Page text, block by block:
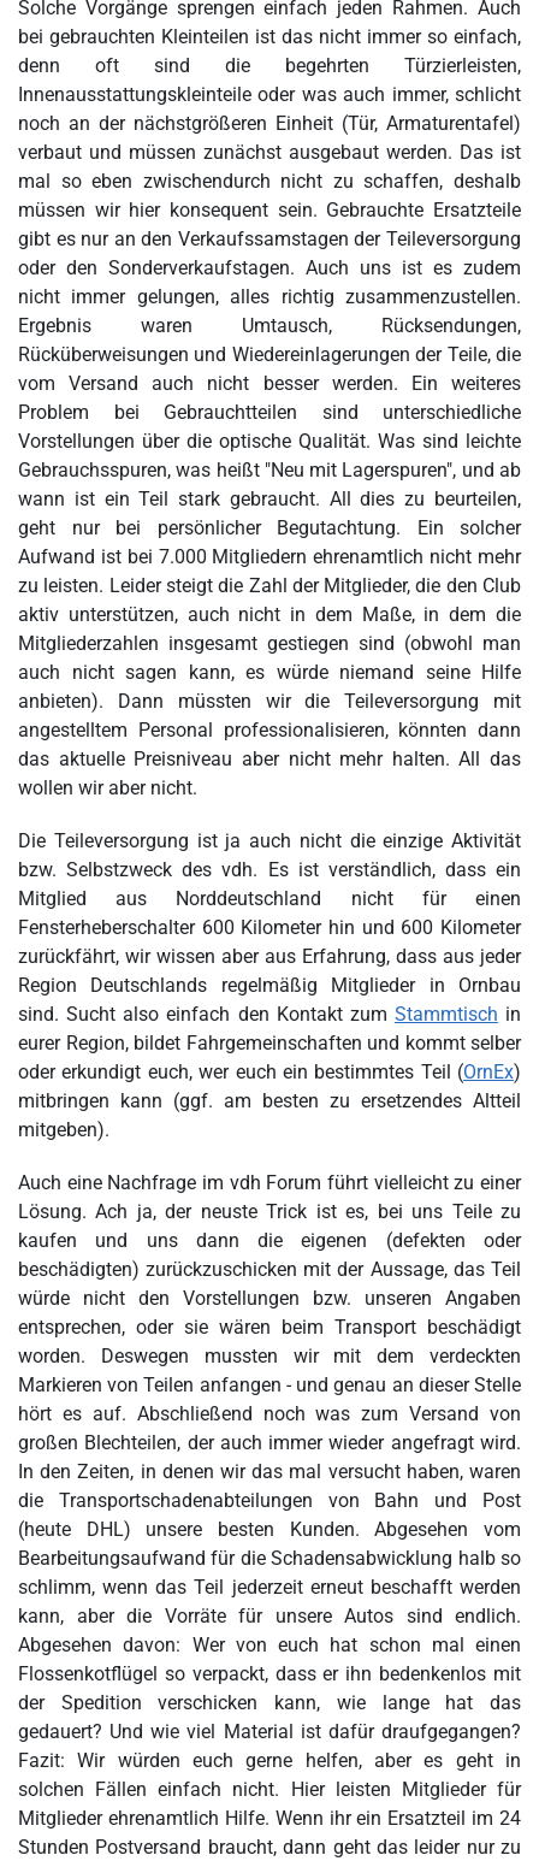
Solche Vorgänge sprengen einfach jeden Rahmen. Auch
bei gebrauchten Kleinteilen ist das nicht immer so einfach,
denn oft sind die begehrten Türzierleisten,
Innenausstattungskleinteile oder was auch immer, schlicht
noch an der nächstgrößeren Einheit (Tür, Armaturentafel)
verbaut und müssen zunächst ausgebaut werden. Das ist
mal so eben zwischendurch nicht zu schaffen, deshalb
müssen wir hier konsequent sein. Gebrauchte Ersatzteile
gibt es nur an den Verkaufssamstagen der Teileversorgung
oder den Sonderverkaufstagen. Auch uns ist es zudem
nicht immer gelungen, alles richtig zusammenzustellen.
Ergebnis waren Umtausch, Rücksendungen,
Rücküberweisungen und Wiedereinlagerungen der Teile, die
vom Versand auch nicht besser werden. Ein weiteres
Problem bei Gebrauchtteilen sind unterschiedliche
Vorstellungen über die optische Qualität. Was sind leichte
Gebrauchsspuren, was heißt "Neu mit Lagerspuren", und ab
wann ist ein Teil stark gebraucht. All dies zu beurteilen,
geht nur bei persönlicher Begutachtung. Ein solcher
Aufwand ist bei 7.000 Mitgliedern ehrenamtlich nicht mehr
zu leisten. Leider steigt die Zahl der Mitglieder, die den Club
aktiv unterstützen, auch nicht in dem Maße, in dem die
Mitgliederzahlen insgesamt gestiegen sind (obwohl man
auch nicht sagen kann, es würde niemand seine Hilfe
anbieten). Dann müssten wir die Teileversorgung mit
angestelltem Personal professionalisieren, könnten dann
das aktuelle Preisniveau aber nicht mehr halten. All das
wollen wir aber nicht.
Die Teileversorgung ist ja auch nicht die einzige Aktivität
bzw. Selbstzweck des vdh. Es ist verständlich, dass ein
Mitglied aus Norddeutschland nicht für einen
Fensterheberschalter 600 Kilometer hin und 600 Kilometer
zurückfährt, wir wissen aber aus Erfahrung, dass aus jeder
Region Deutschlands regelmäßig Mitglieder in Ornbau
sind. Sucht also einfach den Kontakt zum Stammtisch in
eurer Region, bildet Fahrgemeinschaften und kommt selber
oder erkundigt euch, wer euch ein bestimmtes Teil (OrnEx)
mitbringen kann (ggf. am besten zu ersetzendes Altteil
mitgeben).
Auch eine Nachfrage im vdh Forum führt vielleicht zu einer
Lösung. Ach ja, der neuste Trick ist es, bei uns Teile zu
kaufen und uns dann die eigenen (defekten oder
beschädigten) zurückzuschicken mit der Aussage, das Teil
würde nicht den Vorstellungen bzw. unseren Angaben
entsprechen, oder sie wären beim Transport beschädigt
worden. Deswegen mussten wir mit dem verdeckten
Markieren von Teilen anfangen - und genau an dieser Stelle
hört es auf. Abschließend noch was zum Versand von
großen Blechteilen, der auch immer wieder angefragt wird.
In den Zeiten, in denen wir das mal versucht haben, waren
die Transportschadenabteilungen von Bahn und Post
(heute DHL) unsere besten Kunden. Abgesehen vom
Bearbeitungsaufwand für die Schadensabwicklung halb so
schlimm, wenn das Teil jederzeit erneut beschafft werden
kann, aber die Vorräte für unsere Autos sind endlich.
Abgesehen davon: Wer von euch hat schon mal einen
Flossenkotflügel so verpackt, dass er ihn bedenkenlos mit
der Spedition verschicken kann, wie lange hat das
gedauert? Und wie viel Material ist dafür draufgegangen?
Fazit: Wir würden euch gerne helfen, aber es geht in
solchen Fällen einfach nicht. Hier leisten Mitglieder für
Mitglieder ehrenamtlich Hilfe. Wenn ihr ein Ersatzteil im 24
Stunden Postversand braucht, dann geht das leider nur zu